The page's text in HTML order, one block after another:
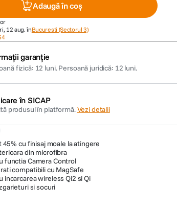
Adaugă în coș
12 aug. înBucuresti (Sectorul 3)
garanție
fizică: 12 luni.Persoană juridică: 12 luni.
în SICAP
produsul în platformă.Vezi detalii
45% cu finisaj moale la atingere
din microfibra
functia Camera Control
compatibili cu MagSafe
incarcarea wireless Qi2 si Qi
si socuri